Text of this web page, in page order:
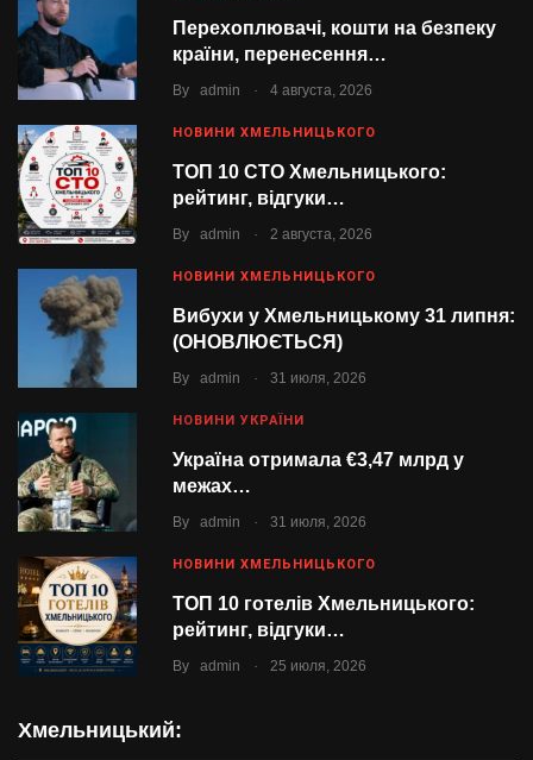
Перехоплювачі, кошти на безпеку
країни, перенесення…
By admin . 4 августа, 2026
НОВИНИ ХМЕЛЬНИЦЬКОГО
ТОП 10 СТО Хмельницького:
рейтинг, відгуки…
By admin . 2 августа, 2026
НОВИНИ ХМЕЛЬНИЦЬКОГО
Вибухи у Хмельницькому 31 липня:
(ОНОВЛЮЄТЬСЯ)
By admin . 31 июля, 2026
НОВИНИ УКРАЇНИ
Україна отримала €3,47 млрд у
межах…
By admin . 31 июля, 2026
НОВИНИ ХМЕЛЬНИЦЬКОГО
ТОП 10 готелів Хмельницького:
рейтинг, відгуки…
By admin . 25 июля, 2026
Хмельницький: